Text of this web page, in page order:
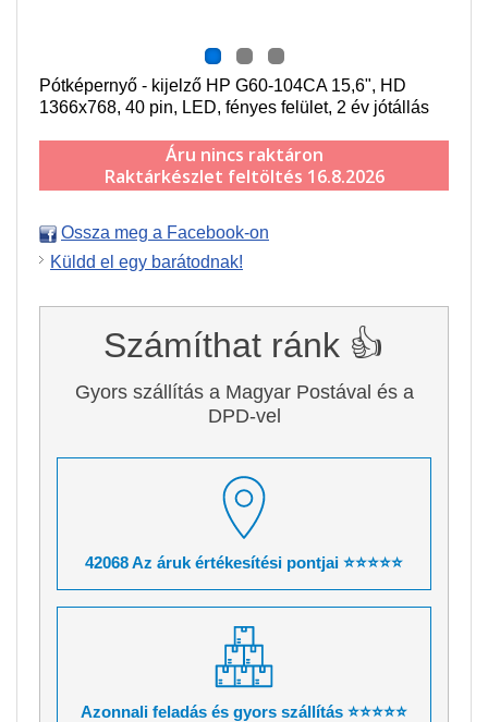
Pótképernyő - kijelző HP G60-104CA 15,6", HD
1366x768, 40 pin, LED, fényes felület, 2 év jótállás
Áru nincs raktáron
Raktárkészlet feltöltés 16.8.2026
Ossza meg a Facebook-on
Küldd el egy barátodnak!
Számíthat ránk 👍
Gyors szállítás a Magyar Postával és a
DPD-vel
42068 Az áruk értékesítési pontjai ⭐⭐⭐⭐⭐
Azonnali feladás és gyors szállítás ⭐⭐⭐⭐⭐